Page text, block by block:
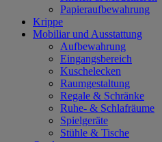
Papieraufbewahrung
Krippe
Mobiliar und Ausstattung
Aufbewahrung
Eingangsbereich
Kuschelecken
Raumgestaltung
Regale & Schränke
Ruhe- & Schlafräume
Spielgeräte
Stühle & Tische